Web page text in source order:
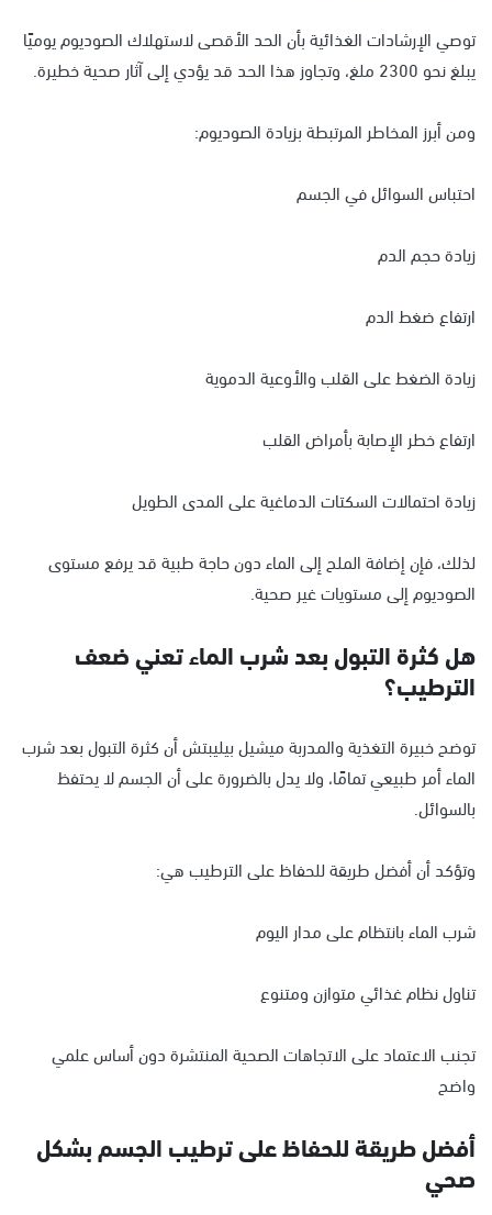
توصي الإرشادات الغذائية بأن الحد الأقصى لاستهلاك الصوديوم يوميًا
يبلغ نحو 2300 ملغ، وتجاوز هذا الحد قد يؤدي إلى آثار صحية خطيرة.
ومن أبرز المخاطر المرتبطة بزيادة الصوديوم:
احتباس السوائل في الجسم
زيادة حجم الدم
ارتفاع ضغط الدم
زيادة الضغط على القلب والأوعية الدموية
ارتفاع خطر الإصابة بأمراض القلب
زيادة احتمالات السكتات الدماغية على المدى الطويل
لذلك، فإن إضافة الملح إلى الماء دون حاجة طبية قد يرفع مستوى
الصوديوم إلى مستويات غير صحية.
هل كثرة التبول بعد شرب الماء تعني ضعف
الترطيب؟
توضح خبيرة التغذية والمدربة ميشيل بيليبتش أن كثرة التبول بعد شرب
الماء أمر طبيعي تمامًا، ولا يدل بالضرورة على أن الجسم لا يحتفظ
بالسوائل.
وتؤكد أن أفضل طريقة للحفاظ على الترطيب هي:
شرب الماء بانتظام على مدار اليوم
تناول نظام غذائي متوازن ومتنوع
تجنب الاعتماد على الاتجاهات الصحية المنتشرة دون أساس علمي
واضح
أفضل طريقة للحفاظ على ترطيب الجسم بشكل
صحي